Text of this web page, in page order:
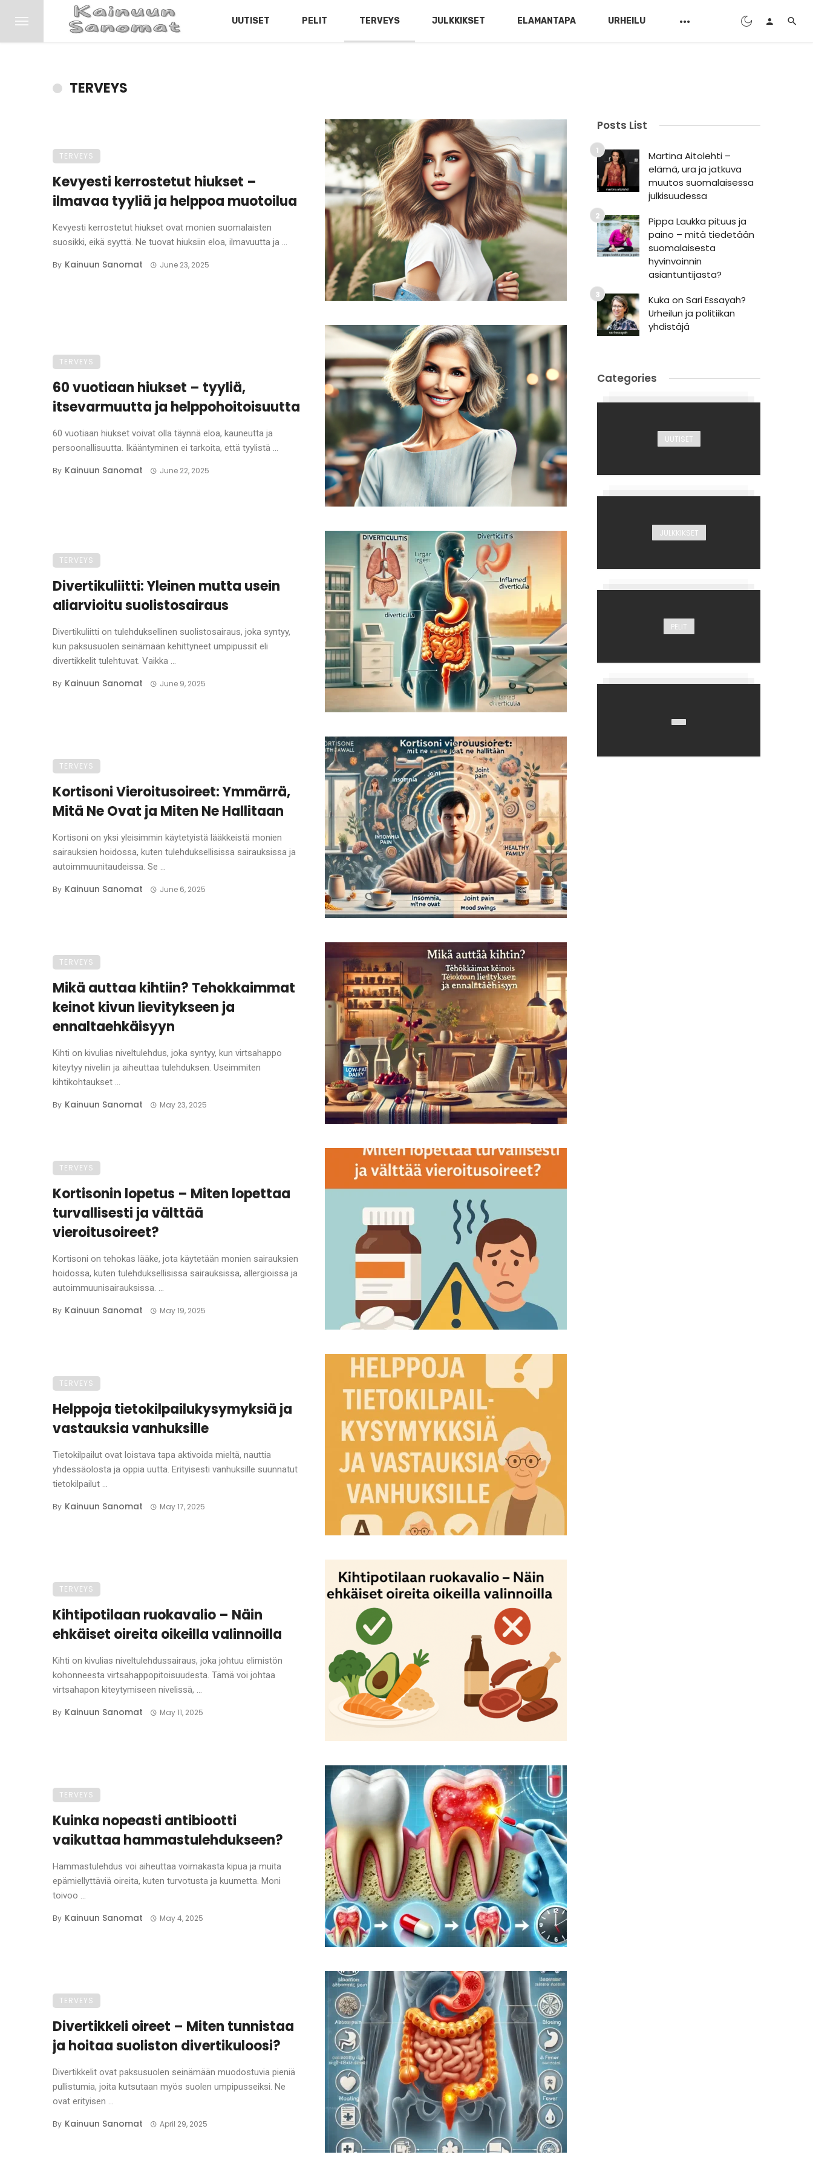
UUTISET PELIT TERVEYS JULKKIKSET ELAMANTAPA URHEILU
TERVEYS
TERVEYS
Kevyesti kerrostetut hiukset –
ilmavaa tyyliä ja helppoa muotoilua
Kevyesti kerrostetut hiukset ovat monien suomalaisten
suosikki, eikä syyttä. Ne tuovat hiuksiin eloa, ilmavuutta ja ...
By Kainuun Sanomat June 23, 2025
TERVEYS
60 vuotiaan hiukset – tyyliä,
itsevarmuutta ja helppohoitoisuutta
60 vuotiaan hiukset voivat olla täynnä eloa, kauneutta ja
persoonallisuutta. Ikääntyminen ei tarkoita, että tyylistä ...
By Kainuun Sanomat June 22, 2025
TERVEYS
Divertikuliitti: Yleinen mutta usein
aliarvioitu suolistosairaus
Divertikuliitti on tulehduksellinen suolistosairaus, joka syntyy,
kun paksusuolen seinämään kehittyneet umpipussit eli
divertikkelit tulehtuvat. Vaikka ...
By Kainuun Sanomat June 9, 2025
TERVEYS
Kortisoni Vieroitusoireet: Ymmärrä,
Mitä Ne Ovat ja Miten Ne Hallitaan
Kortisoni on yksi yleisimmin käytetyistä lääkkeistä monien
sairauksien hoidossa, kuten tulehduksellisissa sairauksissa ja
autoimmuunitaudeissa. Se ...
By Kainuun Sanomat June 6, 2025
TERVEYS
Mikä auttaa kihtiin? Tehokkaimmat
keinot kivun lievitykseen ja
ennaltaehkäisyyn
Kihti on kivulias niveltulehdus, joka syntyy, kun virtsahappo
kiteytyy niveliin ja aiheuttaa tulehduksen. Useimmiten
kihtikohtaukset ...
By Kainuun Sanomat May 23, 2025
TERVEYS
Kortisonin lopetus – Miten lopettaa
turvallisesti ja välttää
vieroitusoireet?
Kortisoni on tehokas lääke, jota käytetään monien sairauksien
hoidossa, kuten tulehduksellisissa sairauksissa, allergioissa ja
autoimmuunisairauksissa. ...
By Kainuun Sanomat May 19, 2025
TERVEYS
Helppoja tietokilpailukysymyksiä ja
vastauksia vanhuksille
Tietokilpailut ovat loistava tapa aktivoida mieltä, nauttia
yhdessäolosta ja oppia uutta. Erityisesti vanhuksille suunnatut
tietokilpailut ...
By Kainuun Sanomat May 17, 2025
TERVEYS
Kihtipotilaan ruokavalio – Näin
ehkäiset oireita oikeilla valinnoilla
Kihti on kivulias niveltulehdussairaus, joka johtuu elimistön
kohonneesta virtsahappopitoisuudesta. Tämä voi johtaa
virtsahapon kiteytymiseen nivelissä, ...
By Kainuun Sanomat May 11, 2025
TERVEYS
Kuinka nopeasti antibiootti
vaikuttaa hammastulehdukseen?
Hammastulehdus voi aiheuttaa voimakasta kipua ja muita
epämiellyttäviä oireita, kuten turvotusta ja kuumetta. Moni
toivoo ...
By Kainuun Sanomat May 4, 2025
TERVEYS
Divertikkeli oireet – Miten tunnistaa
ja hoitaa suoliston divertikuloosi?
Divertikkelit ovat paksusuolen seinämään muodostuvia pieniä
pullistumia, joita kutsutaan myös suolen umpipusseiksi. Ne
ovat erityisen ...
By Kainuun Sanomat April 29, 2025
Posts List
Martina Aitolehti –
elämä, ura ja jatkuva
muutos suomalaisessa
julkisuudessa
Pippa Laukka pituus ja
paino – mitä tiedetään
suomalaisesta
hyvinvoinnin
asiantuntijasta?
Kuka on Sari Essayah?
Urheilun ja politiikan
yhdistäjä
Categories
UUTISET
JULKKIKSET
PELIT